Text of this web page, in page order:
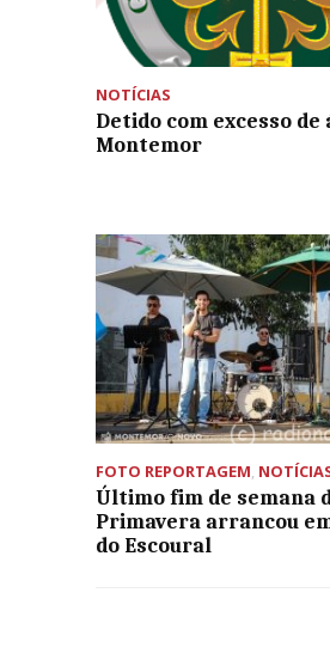
NOTÍCIAS
Detido com excesso de
Montemor
FOTO REPORTAGEM,
Último fim de semana
Primavera arrancou
do Escoural